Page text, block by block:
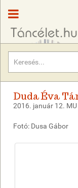
Duda Éva
2016. január 12.
Fotó: Dusa Gábor